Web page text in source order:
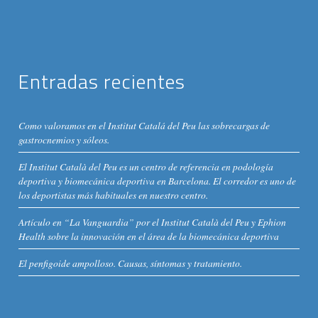
Entradas recientes
Como valoramos en el Institut Catalá del Peu las sobrecargas de
gastrocnemios y sóleos.
El Institut Català del Peu es un centro de referencia en podología
deportiva y biomecánica deportiva en Barcelona. El corredor es uno de
los deportistas más habituales en nuestro centro.
Artículo en “La Vanguardia” por el Institut Català del Peu y Ephion
Health sobre la innovación en el área de la biomecánica deportiva
El penfigoide ampolloso. Causas, síntomas y tratamiento.